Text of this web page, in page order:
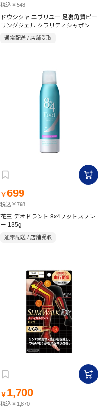
税込￥548
ドウシシャ エブリユー 足裏角質ピー
リングジェル クラリティシャボンの
香り 120g
通常配送 / 店舗受取
￥699
税込￥768
花王 デオドラント 8x4フットスプレ
ー 135g
通常配送 / 店舗受取
￥ 1,700
税込￥1,870